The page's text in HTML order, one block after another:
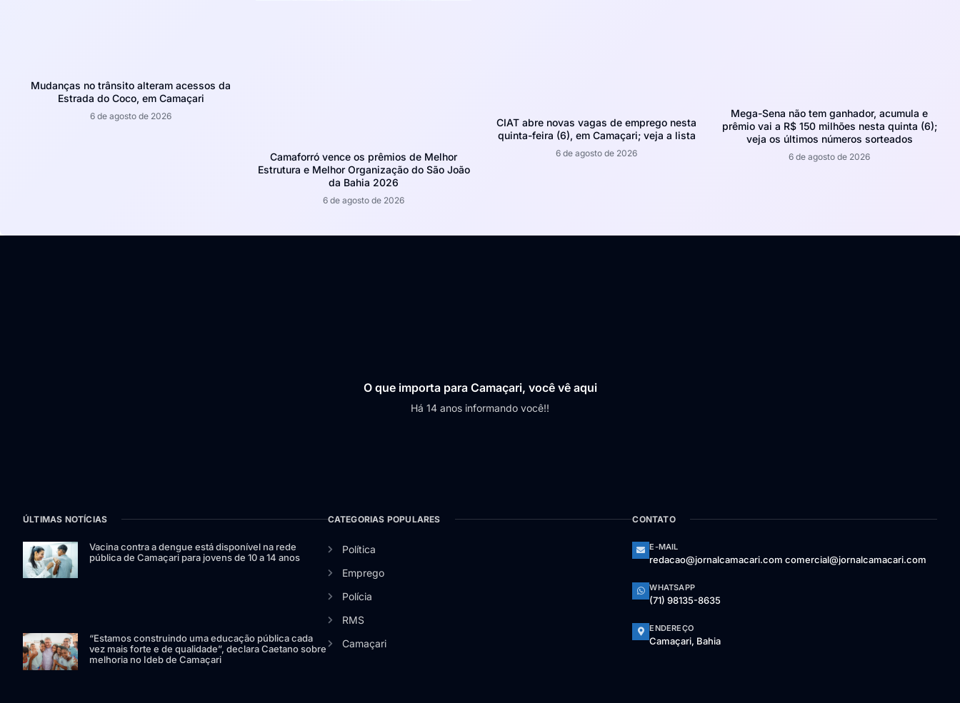
Mudanças no trânsito alteram acessos da
Estrada do Coco, em Camaçari
6 de agosto de 2026
Camaforró vence os prêmios de Melhor
Estrutura e Melhor Organização do São João
da Bahia 2026
6 de agosto de 2026
CIAT abre novas vagas de emprego nesta
quinta-feira (6), em Camaçari; veja a lista
6 de agosto de 2026
Mega-Sena não tem ganhador, acumula e
prêmio vai a R$ 150 milhões nesta quinta (6);
veja os últimos números sorteados
6 de agosto de 2026
O que importa para Camaçari, você vê aqui
Há 14 anos informando você!!
ÚLTIMAS NOTÍCIAS
Vacina contra a dengue está disponível na rede
pública de Camaçari para jovens de 10 a 14 anos
“Estamos construindo uma educação pública cada
vez mais forte e de qualidade”, declara Caetano sobre
melhoria no Ideb de Camaçari
CATEGORIAS POPULARES
Política
Emprego
Polícia
RMS
Camaçari
CONTATO
E-MAIL
redacao@jornalcamacari.com comercial@jornalcamacari.com
WHATSAPP
(71) 98135-8635
ENDEREÇO
Camaçari, Bahia